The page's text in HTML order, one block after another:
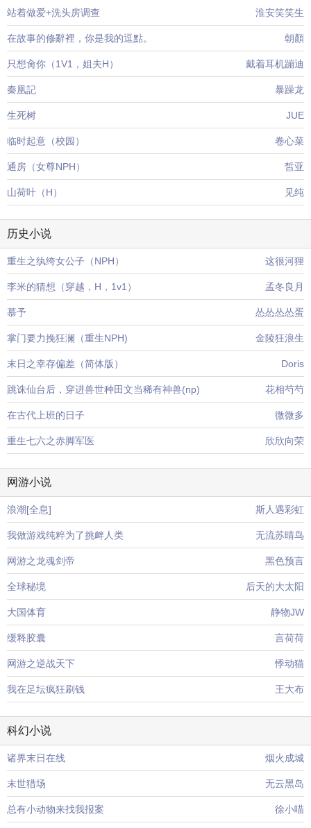
站着做爱+洗头房调查 淮安笑笑生
在故事的修辭裡，你是我的逗點。 朝顏
只想肏你（1V1，姐夫H） 戴着耳机蹦迪
秦凰記 暴躁龙
生死树 JUE
临时起意（校园） 卷心菜
通房（女尊NPH） 皙亚
山荷叶（H） 见纯
历史小说
重生之纨绔女公子（NPH） 这很河狸
李米的猜想（穿越，H，1v1） 孟冬良月
慕予 怂怂怂怂蛋
掌门要力挽狂澜（重生NPH) 金陵狂浪生
末日之幸存偏差（简体版） Doris
跳诛仙台后，穿进兽世种田文当稀有神兽(np) 花相芍芍
在古代上班的日子 微微多
重生七六之赤脚军医 欣欣向荣
网游小说
浪潮[全息] 斯人遇彩虹
我做游戏纯粹为了挑衅人类 无流苏晴鸟
网游之龙魂剑帝 黑色预言
全球秘境 后天的大太阳
大国体育 静物JW
缓释胶囊 言荷荷
网游之逆战天下 悸动猫
我在足坛疯狂刷钱 王大布
科幻小说
诸界末日在线 烟火成城
末世猎场 无云黑岛
总有小动物来找我报案 徐小喵